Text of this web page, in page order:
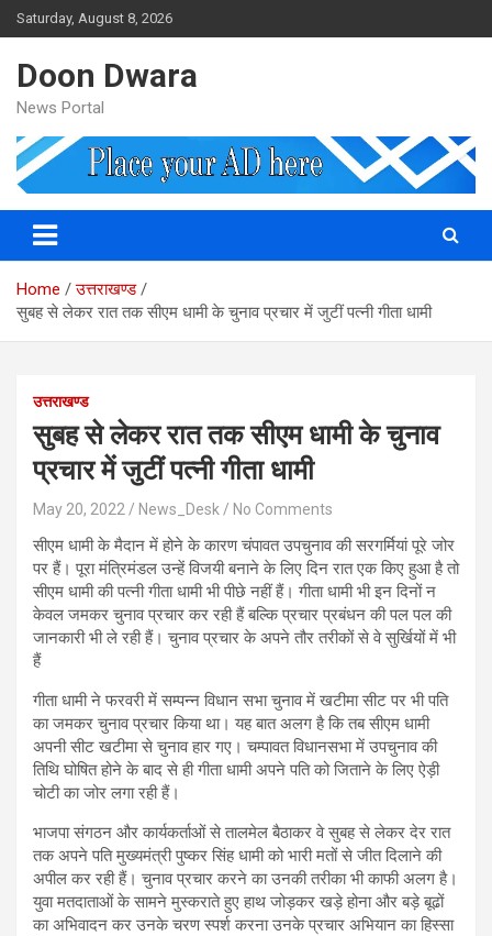
Skip
to
Saturday, August 8, 2026
Doon Dwara
News Portal
Home
उत्तराखण्ड
सुबह से लेकर रात तक सीएम धामी के चुनाव प्रचार में जुटीं पत्नी गीता धामी
उत्तराखण्ड
सुबह से लेकर रात तक सीएम धामी के चुनाव
प्रचार में जुटीं पत्नी गीता धामी
May 20, 2022 News_Desk No Comments
सीएम धामी के मैदान में होने के कारण चंपावत उपचुनाव की सरगर्मियां पूरे जोर
पर हैं। पूरा मंत्रिमंडल उन्हें विजयी बनाने के लिए दिन रात एक किए हुआ है तो
सीएम धामी की पत्नी गीता धामी भी पीछे नहीं हैं। गीता धामी भी इन दिनों न
केवल जमकर चुनाव प्रचार कर रही हैं बल्कि प्रचार प्रबंधन की पल पल की
जानकारी भी ले रही हैं। चुनाव प्रचार के अपने तौर तरीकों से वे सुर्खियों में भी
हैं
गीता धामी ने फरवरी में सम्पन्न विधान सभा चुनाव में खटीमा सीट पर भी पति
का जमकर चुनाव प्रचार किया था। यह बात अलग है कि तब सीएम धामी
अपनी सीट खटीमा से चुनाव हार गए। चम्पावत विधानसभा में उपचुनाव की
तिथि घोषित होने के बाद से ही गीता धामी अपने पति को जिताने के लिए ऐड़ी
चोटी का जोर लगा रही हैं।
भाजपा संगठन और कार्यकर्ताओं से तालमेल बैठाकर वे सुबह से लेकर देर रात
तक अपने पति मुख्यमंत्री पुष्कर सिंह धामी को भारी मतों से जीत दिलाने की
अपील कर रही हैं। चुनाव प्रचार करने का उनकी तरीका भी काफी अलग है।
युवा मतदाताओं के सामने मुस्कराते हुए हाथ जोड़कर खड़े होना और बड़े बूढों
का अभिवादन कर उनके चरण स्पर्श करना उनके प्रचार अभियान का हिस्सा